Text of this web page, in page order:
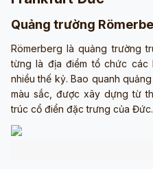
Quảng trường
Römerberg là quảng trường
từng là địa điểm tổ chức các
nhiều thế kỷ. Bao quanh
màu sắc, được xây dựng từ
trúc cổ điển đặc trưng của Đức.